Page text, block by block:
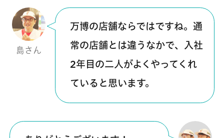
島さん
万博の店舗ならではですね。通
常の店舗とは違うなかで、入社
2年目の二人がよくやってくれ
ていると思います。